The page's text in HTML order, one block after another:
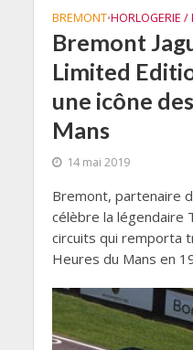
BREMONT•HORLOGERIE /
Bremont
Limited
une icône
Mans
14 mai 2019
Bremont, partenaire
célèbre la légendaire
circuits qui remporta
Heures du Mans en